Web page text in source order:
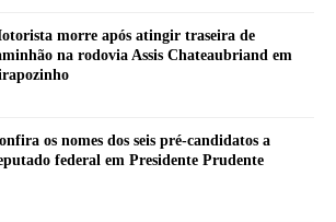
morre após atingir traseira de
na rodovia Assis Chateaubriand em
os nomes dos seis pré-candidatos a
federal em Presidente Prudente